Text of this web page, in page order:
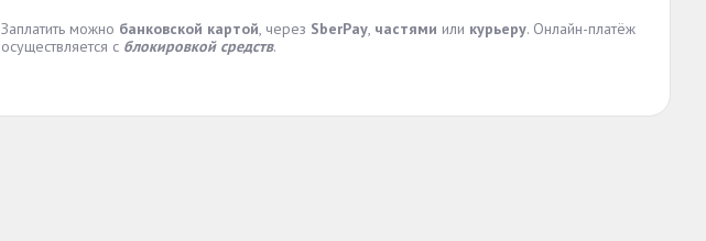
Заплатить можно банковской картой, через SberPay, частями или курьеру. Онлайн-платёж
осуществляется с блокировкой средств.